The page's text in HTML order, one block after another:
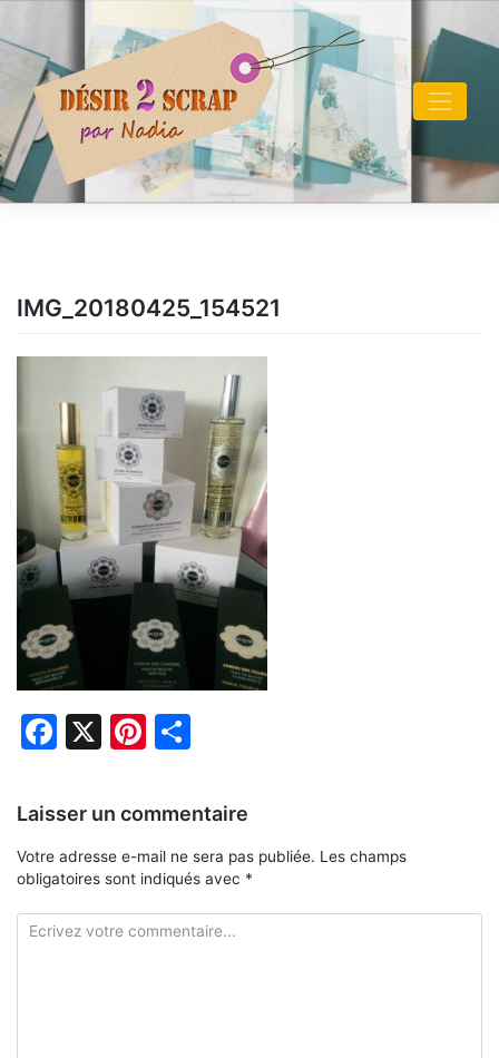
content
IMG_20180425_154521
Facebook
X Pinterest
Laisser un commentaire
Votre adresse e-mail ne sera pas publiée. Les champs
obligatoires sont indiqués avec *